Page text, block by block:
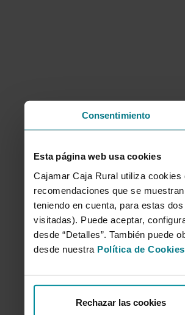
Consentimiento
Esta página web usa cookies
Cajamar Caja Rural utiliza
recomendaciones que se
teniendo en cuenta, para estas
visitadas). Puede aceptar,
desde “Detalles”. También puede
desde nuestra Política de Cookies
Rechazar las cookies